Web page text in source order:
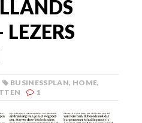
BUSINESSPLAN, HOME,
1